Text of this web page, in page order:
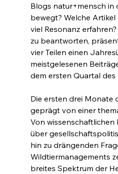
Blogs natur+mensch in
bewegt? Welche
viel Resonanz
zu beantworten,
vier Teilen einen
meistgelesenen
dem ersten Quartal des
Die ersten drei Monate
geprägt von einer
Von wissenschaftlichen
über
hin zu drängenden
Wildtiermanagements
breites Spektrum der